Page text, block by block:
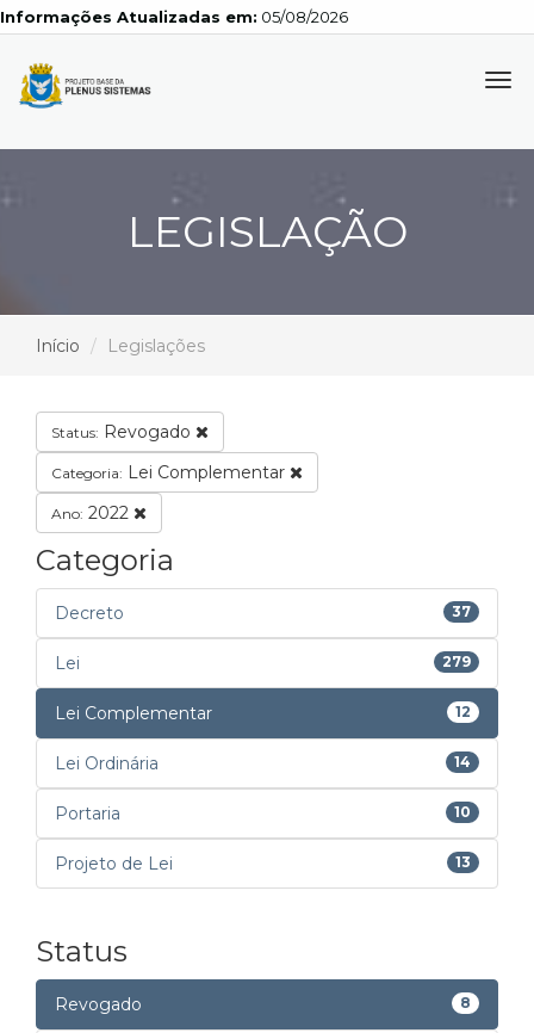
Atualizadas em: 05/08/2026
LEGISLAÇÃO
Início Legislações
Status: Revogado
Categoria: Lei Complementar
Ano: 2022
Categoria
Decreto 37
Lei 279
Lei Complementar 12
Lei Ordinária 14
Portaria 10
Projeto de Lei 13
Status
Revogado 8